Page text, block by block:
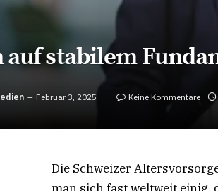
auf stabilem
Februar 3, 2025 Keine Kommentare
Die Schweizer
man sich fast weltweit einig,